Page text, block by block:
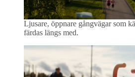
Ljusare, öppnare gångvägar som
färdas längs med.